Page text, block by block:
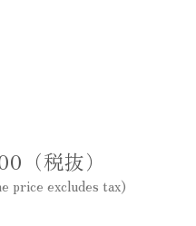
（税抜）
price excludes tax)